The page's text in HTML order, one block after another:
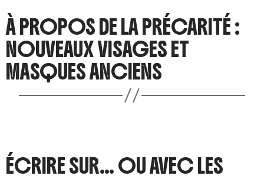
À PROPOS DE LA PRÉCARITÉ :
NOUVEAUX VISAGES ET
MASQUES ANCIENS
ÉCRIRE SUR… OU AVEC LES